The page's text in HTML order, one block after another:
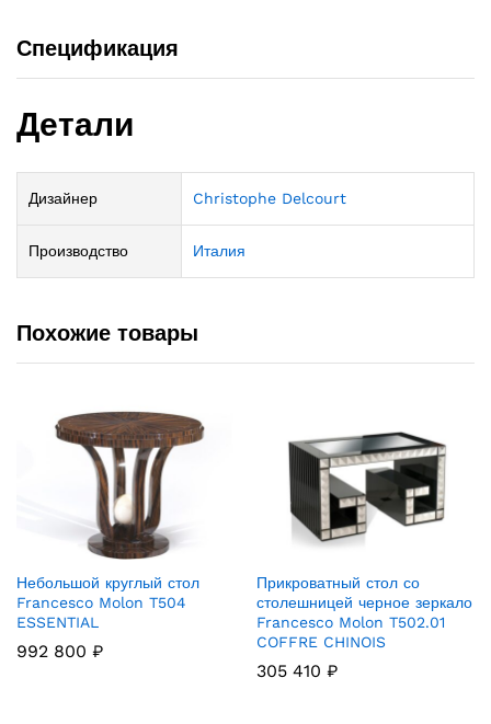
Спецификация
Детали
Дизайнер Christophe Delcourt
Производство Италия
Похожие товары
Небольшой круглый стол
Francesco Molon T504
ESSENTIAL
992 800 ₽
Прикроватный стол со
столешницей черное зеркало
Francesco Molon T502.01
COFFRE CHINOIS
305 410 ₽